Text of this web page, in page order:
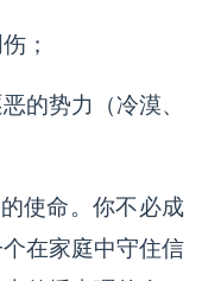
；
的势力（冷漠、
使命。你不必成
在家庭中守住信